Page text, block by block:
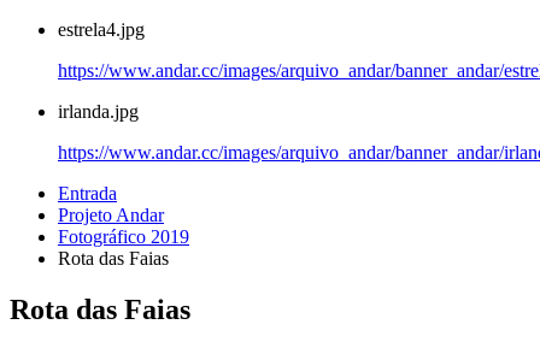
estrela4.jpg
https://www.andar.cc/images/arquivo_andar/banner_andar/
irlanda.jpg
https://www.andar.cc/images/arquivo_andar/banner_andar/
Entrada
Projeto Andar
Fotográfico 2019
Rota das Faias
Rota das Faias